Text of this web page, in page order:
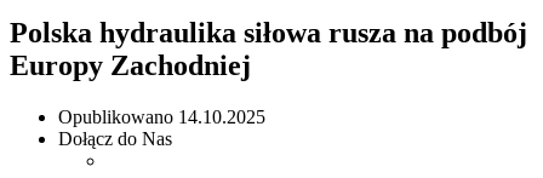
Polska hydraulika siłowa rusza na podbój
Europy Zachodniej
Opublikowano 14.10.2025
Dołącz do Nas